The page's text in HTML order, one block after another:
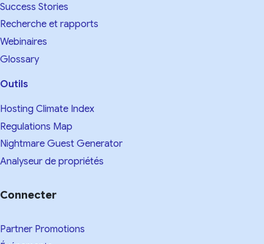
Success Stories
Recherche et rapports
Webinaires
Glossary
Outils
Hosting Climate Index
Regulations Map
Nightmare Guest Generator
Analyseur de propriétés
Connecter
Partner Promotions